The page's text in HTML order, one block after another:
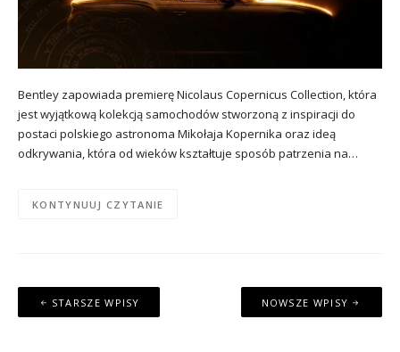
Bentley zapowiada premierę Nicolaus Copernicus Collection, która
jest wyjątkową kolekcją samochodów stworzoną z inspiracji do
postaci polskiego astronoma Mikołaja Kopernika oraz ideą
odkrywania, która od wieków kształtuje sposób patrzenia na…
KONTYNUUJ CZYTANIE
Nawigacja
po
STARSZE WPISY NOWSZE WPISY